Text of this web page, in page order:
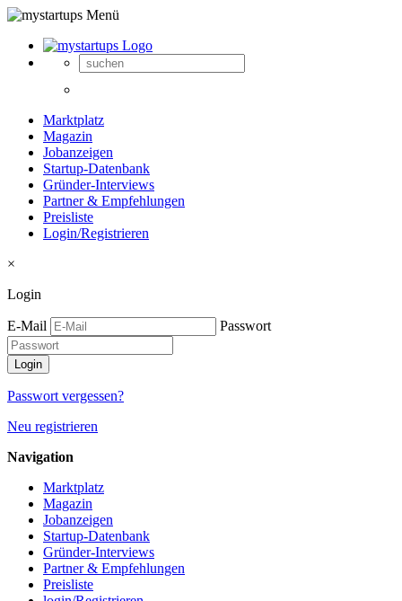
Marktplatz
Magazin
Jobanzeigen
Startup-Datenbank
Gründer-Interviews
Partner & Empfehlungen
Preisliste
Login/Registrieren
×
Login
E-Mail Passwort
Passwort vergessen?
Neu registrieren
Navigation
Marktplatz
Magazin
Jobanzeigen
Startup-Datenbank
Gründer-Interviews
Partner & Empfehlungen
Preisliste